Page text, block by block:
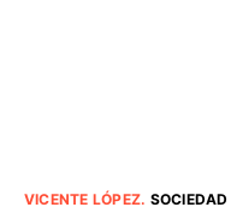
VICENTE LÓPEZ. SOCIEDAD